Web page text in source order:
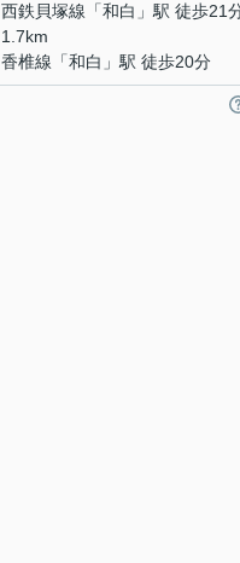
西鉄貝塚線 「和白 」駅 徒歩21
1.7km
香椎線 「和白 」駅 徒歩20分